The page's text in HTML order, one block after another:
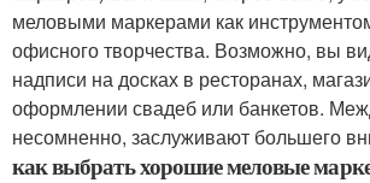
меловыми маркерами как
офисного творчества. Возможно, вы
надписи на досках в ресторанах,
оформлении свадеб или банкетов.
несомненно, заслуживают большего
как выбрать хорошие меловые